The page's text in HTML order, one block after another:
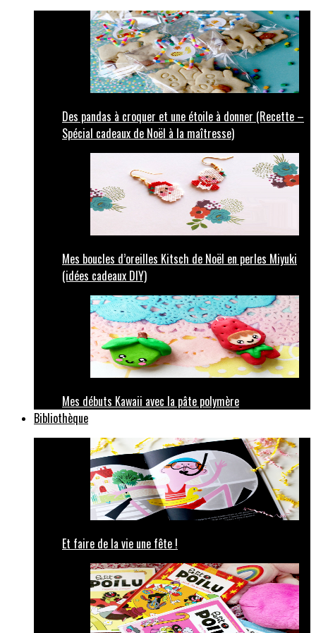
Des pandas à croquer et une étoile à donner (Recette –
Spécial cadeaux de Noël à la maîtresse)
Mes boucles d’oreilles Kitsch de Noël en perles Miyuki
(idées cadeaux DIY)
Mes débuts Kawaii avec la pâte polymère
Bibliothèque
Et faire de la vie une fête !